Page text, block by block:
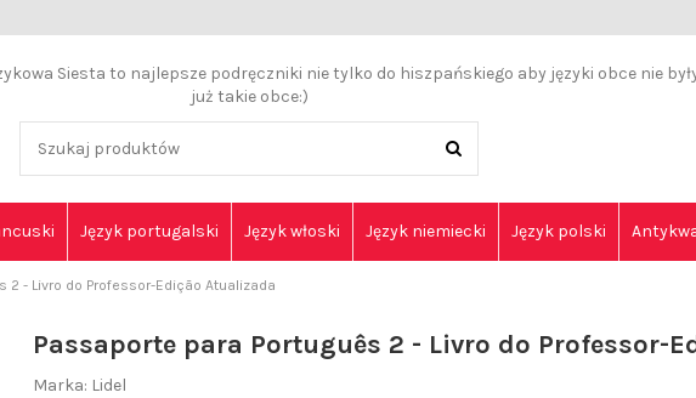
Siesta to najlepsze podręczniki nie tylko do hiszpańskiego aby języki obce nie
już takie obce:)
Język portugalski Język włoski Język niemiecki Język polski
2 - Livro do Professor-Edição Atualizada
Passaporte para Português 2 - Livro do Professor-
Marka: Lidel